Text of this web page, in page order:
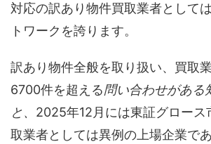
対応の訳あり物件買取業者として
トワークを誇ります。
訳あり物件全般を取り扱い、買取
6700件を超える問い合わせがある
と、 2025年12月には東証グロース
取業者としては異例の上場企業で